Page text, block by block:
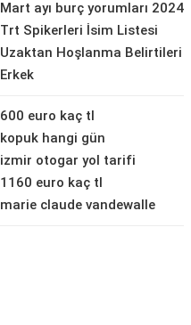
Mart ayı burç yorumları 2024
Trt Spikerleri İsim Listesi
Uzaktan Hoşlanma Belirtileri
Erkek
600 euro kaç tl
kopuk hangi gün
izmir otogar yol tarifi
1160 euro kaç tl
marie claude vandewalle